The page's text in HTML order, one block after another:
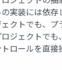
実装には依存
ェクトでも、
ジェクトでも
ロールを直接